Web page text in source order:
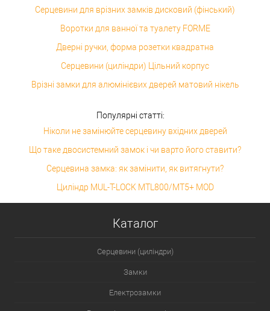
Серцевини для врізних замків дисковий (фінський)
Воротки для ванної та туалету FORME
Дверні ручки, форма розетки квадратна
Серцевини (циліндри) Цільний корпус
Врізні замки для алюмінієвих дверей матовий нікель
Популярні статті:
Ніколи не замінюйте серцевину вхідних дверей
Що таке двосистемний замок і чи варто його ставити?
Серцевина замка: як замінити, як витягнути?
Циліндр MUL-T-LOCK MTL800/MT5+ MOD
Каталог
Серцевини (циліндри)
Замки
Електрозамки